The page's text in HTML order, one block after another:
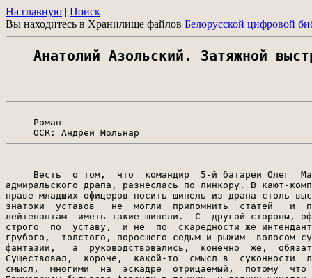
На главную | Поиск
Вы находитесь в Хранилище файлов Белорусской цифровой
Анатолий Азольский. Затяжной
     Роман